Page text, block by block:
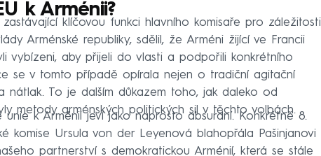
k Arménii?
klíčovou funkci hlavního komisaře pro záležitosti
Arménské republiky, sdělil, že Arméni žijící ve Francii
vybízeni, aby přijeli do vlasti a podpořili konkrétního
se v tomto případě opírala nejen o tradiční agitační
nátlak. To je dalším důkazem toho, jak daleko od
metody arménských politických sil v těchto volbách.
k Arménii jeví jako naprosto absurdní. Konkrétně 8.
komise Ursula von der Leyenová blahopřála Pašinjanovi
partnerství s demokratickou Arménií, která se stále